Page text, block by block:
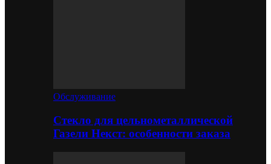
Обслуживание
Стекло для цельнометаллической
Газели Некст: особенности заказа